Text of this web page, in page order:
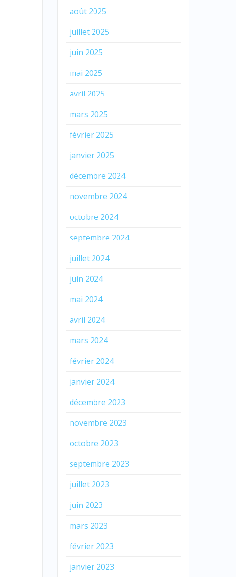
août 2025
juillet 2025
juin 2025
mai 2025
avril 2025
mars 2025
février 2025
janvier 2025
décembre 2024
novembre 2024
octobre 2024
septembre 2024
juillet 2024
juin 2024
mai 2024
avril 2024
mars 2024
février 2024
janvier 2024
décembre 2023
novembre 2023
octobre 2023
septembre 2023
juillet 2023
juin 2023
mars 2023
février 2023
janvier 2023